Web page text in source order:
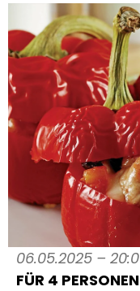
06.05.2025 –
FÜR 4